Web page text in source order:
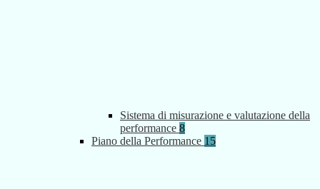
Sistema di misurazione e valutazione della
performance 8
Piano della Performance 15